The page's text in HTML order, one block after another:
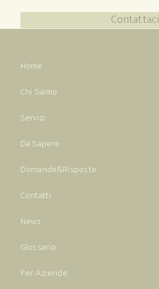
Contattaci
Home
Chi Siamo
Servizi
Da Sapere
Domande&Risposte
Contatti
News
Glossario
Per Aziende